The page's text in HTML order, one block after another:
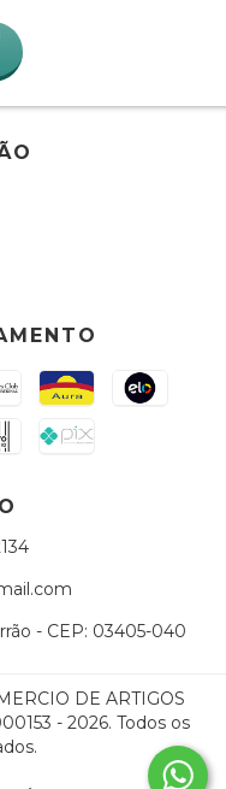
- CEP: 03405-040
DE ARTIGOS
- 2026. Todos os